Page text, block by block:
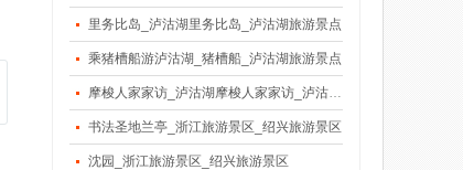
里务比岛_泸沽湖里务比岛_泸沽湖旅游景点
乘猪槽船游泸沽湖_猪槽船_泸沽湖旅游景点
摩梭人家家访_泸沽湖摩梭人家家访_泸沽湖旅游景点
书法圣地兰亭_浙江旅游景区_绍兴旅游景区
沈园_浙江旅游景区_绍兴旅游景区